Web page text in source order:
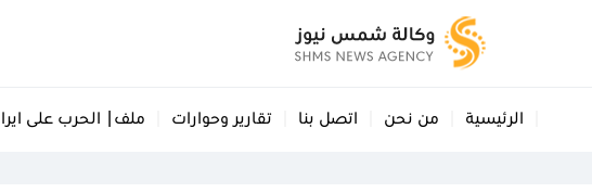
الرئيسية من نحن اتصل بنا تقارير وحوارات ملف| الحرب على